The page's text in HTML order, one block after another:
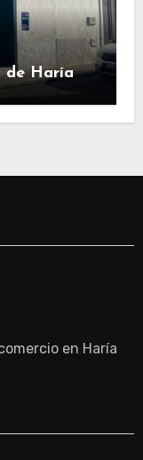
de Haría
en Haría